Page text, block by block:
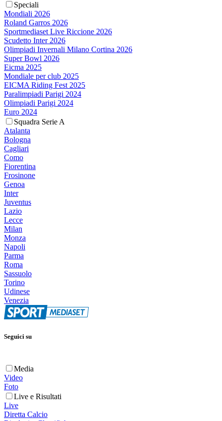
Speciali
Mondiali 2026
Roland Garros 2026
Sportmediaset Live Riccione 2026
Scudetto Inter 2026
Olimpiadi Invernali Milano Cortina 2026
Super Bowl 2026
Eicma 2025
Mondiale per club 2025
EICMA Riding Fest 2025
Paralimpiadi Parigi 2024
Olimpiadi Parigi 2024
Euro 2024
Squadra Serie A
Atalanta
Bologna
Cagliari
Como
Fiorentina
Frosinone
Genoa
Inter
Juventus
Lazio
Lecce
Milan
Monza
Napoli
Parma
Roma
Sassuolo
Torino
Udinese
Venezia
Seguici su
Media
Video
Foto
Live e Risultati
Live
Diretta Calcio